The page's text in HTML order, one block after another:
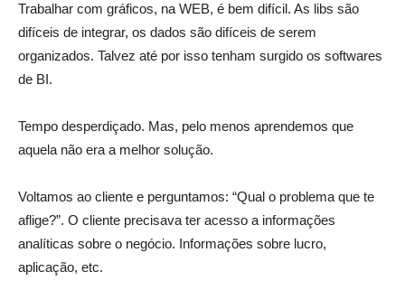
Trabalhar com gráficos, na WEB, é bem difícil. As libs são
difíceis de integrar, os dados são difíceis de serem
organizados. Talvez até por isso tenham surgido os softwares
de BI.
Tempo desperdiçado. Mas, pelo menos aprendemos que
aquela não era a melhor solução.
Voltamos ao cliente e perguntamos: “Qual o problema que te
aflige?”. O cliente precisava ter acesso a informações
analíticas sobre o negócio. Informações sobre lucro,
aplicação, etc.